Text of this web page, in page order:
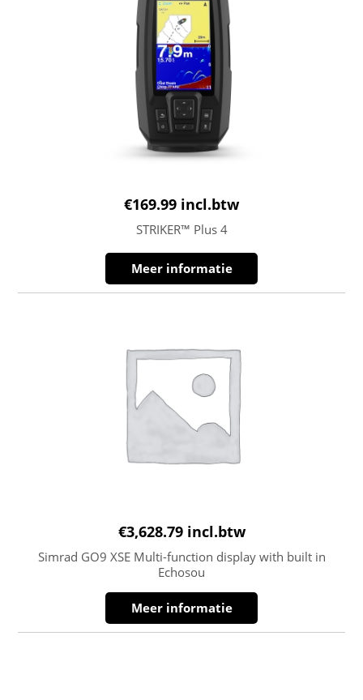
€169.99 incl.btw
STRIKER™ Plus 4
Meer informatie
€3,628.79 incl.btw
Simrad GO9 XSE Multi-function display with built in
Echosou
Meer informatie